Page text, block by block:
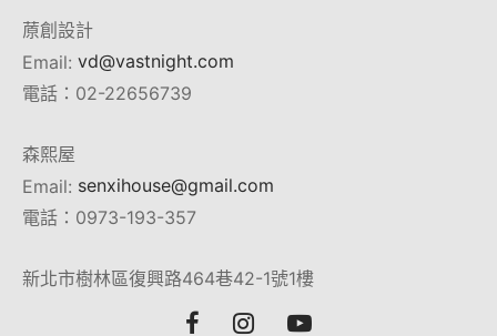
蒝創設計
Email: vd@vastnight.com
電話：02-22656739
森熙屋
Email: senxihouse@gmail.com
電話：0973-193-357
新北市樹林區復興路464巷42-1號1樓